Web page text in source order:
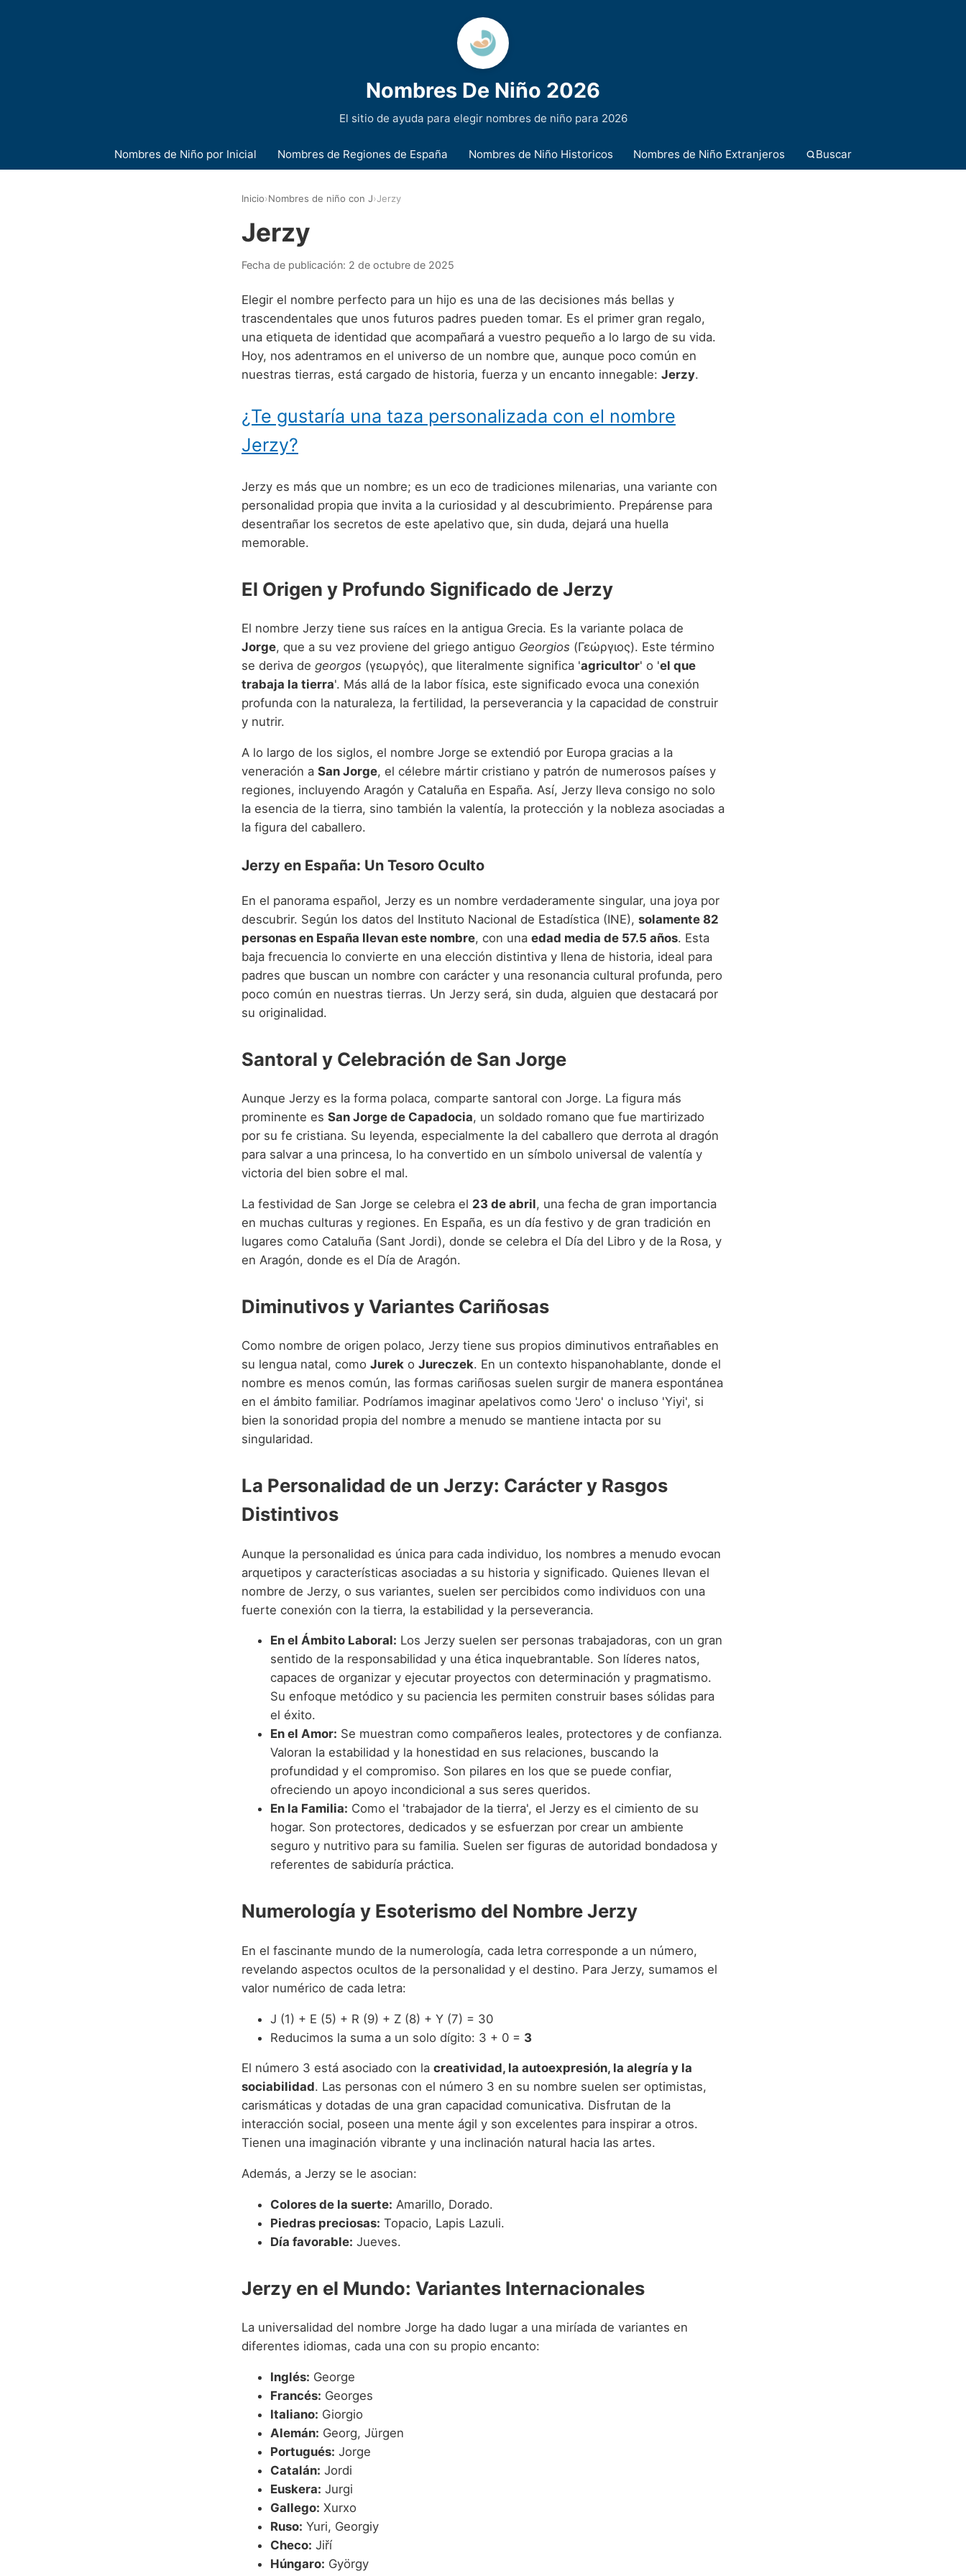
Nombres De Niño 2026
El sitio de ayuda para elegir nombres de niño para 2026
Nombres de Niño por Inicial Nombres de Regiones de España Nombres de Niño Historicos Nombres de Niño Extranjeros Buscar
Inicio›Nombres de niño con J›Jerzy
Jerzy
Fecha de publicación: 2 de octubre de 2025
Elegir el nombre perfecto para un hijo es una de las decisiones más bellas y
trascendentales que unos futuros padres pueden tomar. Es el primer gran regalo,
una etiqueta de identidad que acompañará a vuestro pequeño a lo largo de su vida.
Hoy, nos adentramos en el universo de un nombre que, aunque poco común en
nuestras tierras, está cargado de historia, fuerza y un encanto innegable: Jerzy.
¿Te gustaría una taza personalizada con el nombre
Jerzy?
Jerzy es más que un nombre; es un eco de tradiciones milenarias, una variante con
personalidad propia que invita a la curiosidad y al descubrimiento. Prepárense para
desentrañar los secretos de este apelativo que, sin duda, dejará una huella
memorable.
El Origen y Profundo Significado de Jerzy
El nombre Jerzy tiene sus raíces en la antigua Grecia. Es la variante polaca de
Jorge, que a su vez proviene del griego antiguo Georgios (Γεώργιος). Este término
se deriva de georgos (γεωργός), que literalmente significa 'agricultor' o 'el que
trabaja la tierra'. Más allá de la labor física, este significado evoca una conexión
profunda con la naturaleza, la fertilidad, la perseverancia y la capacidad de construir
y nutrir.
A lo largo de los siglos, el nombre Jorge se extendió por Europa gracias a la
veneración a San Jorge, el célebre mártir cristiano y patrón de numerosos países y
regiones, incluyendo Aragón y Cataluña en España. Así, Jerzy lleva consigo no solo
la esencia de la tierra, sino también la valentía, la protección y la nobleza asociadas a
la figura del caballero.
Jerzy en España: Un Tesoro Oculto
En el panorama español, Jerzy es un nombre verdaderamente singular, una joya por
descubrir. Según los datos del Instituto Nacional de Estadística (INE), solamente 82
personas en España llevan este nombre, con una edad media de 57.5 años. Esta
baja frecuencia lo convierte en una elección distintiva y llena de historia, ideal para
padres que buscan un nombre con carácter y una resonancia cultural profunda, pero
poco común en nuestras tierras. Un Jerzy será, sin duda, alguien que destacará por
su originalidad.
Santoral y Celebración de San Jorge
Aunque Jerzy es la forma polaca, comparte santoral con Jorge. La figura más
prominente es San Jorge de Capadocia, un soldado romano que fue martirizado
por su fe cristiana. Su leyenda, especialmente la del caballero que derrota al dragón
para salvar a una princesa, lo ha convertido en un símbolo universal de valentía y
victoria del bien sobre el mal.
La festividad de San Jorge se celebra el 23 de abril, una fecha de gran importancia
en muchas culturas y regiones. En España, es un día festivo y de gran tradición en
lugares como Cataluña (Sant Jordi), donde se celebra el Día del Libro y de la Rosa, y
en Aragón, donde es el Día de Aragón.
Diminutivos y Variantes Cariñosas
Como nombre de origen polaco, Jerzy tiene sus propios diminutivos entrañables en
su lengua natal, como Jurek o Jureczek. En un contexto hispanohablante, donde el
nombre es menos común, las formas cariñosas suelen surgir de manera espontánea
en el ámbito familiar. Podríamos imaginar apelativos como 'Jero' o incluso 'Yiyi', si
bien la sonoridad propia del nombre a menudo se mantiene intacta por su
singularidad.
La Personalidad de un Jerzy: Carácter y Rasgos
Distintivos
Aunque la personalidad es única para cada individuo, los nombres a menudo evocan
arquetipos y características asociadas a su historia y significado. Quienes llevan el
nombre de Jerzy, o sus variantes, suelen ser percibidos como individuos con una
fuerte conexión con la tierra, la estabilidad y la perseverancia.
En el Ámbito Laboral: Los Jerzy suelen ser personas trabajadoras, con un gran
sentido de la responsabilidad y una ética inquebrantable. Son líderes natos,
capaces de organizar y ejecutar proyectos con determinación y pragmatismo.
Su enfoque metódico y su paciencia les permiten construir bases sólidas para
el éxito.
En el Amor: Se muestran como compañeros leales, protectores y de confianza.
Valoran la estabilidad y la honestidad en sus relaciones, buscando la
profundidad y el compromiso. Son pilares en los que se puede confiar,
ofreciendo un apoyo incondicional a sus seres queridos.
En la Familia: Como el 'trabajador de la tierra', el Jerzy es el cimiento de su
hogar. Son protectores, dedicados y se esfuerzan por crear un ambiente
seguro y nutritivo para su familia. Suelen ser figuras de autoridad bondadosa y
referentes de sabiduría práctica.
Numerología y Esoterismo del Nombre Jerzy
En el fascinante mundo de la numerología, cada letra corresponde a un número,
revelando aspectos ocultos de la personalidad y el destino. Para Jerzy, sumamos el
valor numérico de cada letra:
J (1) + E (5) + R (9) + Z (8) + Y (7) = 30
Reducimos la suma a un solo dígito: 3 + 0 = 3
El número 3 está asociado con la creatividad, la autoexpresión, la alegría y la
sociabilidad. Las personas con el número 3 en su nombre suelen ser optimistas,
carismáticas y dotadas de una gran capacidad comunicativa. Disfrutan de la
interacción social, poseen una mente ágil y son excelentes para inspirar a otros.
Tienen una imaginación vibrante y una inclinación natural hacia las artes.
Además, a Jerzy se le asocian:
Colores de la suerte: Amarillo, Dorado.
Piedras preciosas: Topacio, Lapis Lazuli.
Día favorable: Jueves.
Jerzy en el Mundo: Variantes Internacionales
La universalidad del nombre Jorge ha dado lugar a una miríada de variantes en
diferentes idiomas, cada una con su propio encanto:
Inglés: George
Francés: Georges
Italiano: Giorgio
Alemán: Georg, Jürgen
Portugués: Jorge
Catalán: Jordi
Euskera: Jurgi
Gallego: Xurxo
Ruso: Yuri, Georgiy
Checo: Jiří
Húngaro: György